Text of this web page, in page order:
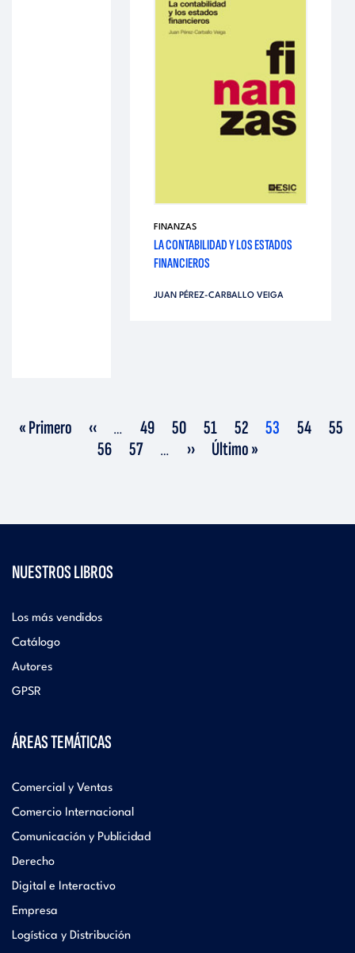
FINANZAS
LA CONTABILIDAD Y LOS ESTADOS
FINANCIEROS
JUAN PÉREZ-CARBALLO VEIGA
Primera
página
« Primero Página
anterior
‹‹ … Página
49 Página
50 Página
51 Página
52 Página
actual
53 Página
54
55
Página
56 Página
57 … Siguiente
página
›› Última
página
Último »
NUESTROS LIBROS
Los más vendidos
Catálogo
Autores
GPSR
ÁREAS TEMÁTICAS
Comercial y Ventas
Comercio Internacional
Comunicación y Publicidad
Derecho
Digital e Interactivo
Empresa
Logística y Distribución